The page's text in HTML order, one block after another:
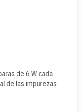
de 6 W cada
de las impurezas